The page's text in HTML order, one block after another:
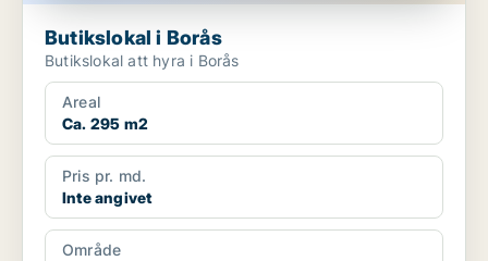
Butikslokal i Borås
Butikslokal att hyra i Borås
Areal
Ca. 295 m2
Pris pr. md.
Inte angivet
Område